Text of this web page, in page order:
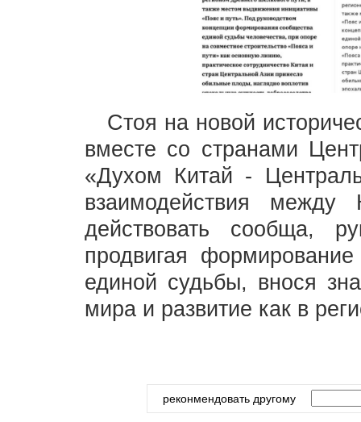
Стоя на новой
вместе со странами
«Духом Китай -
взаимодействия
действовать сообща,
продвигая
единой судьбы, внося
мира и развитие как в
реконмендовать другому